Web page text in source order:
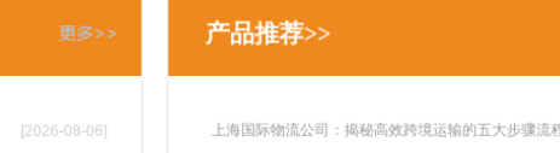
[2026-08-06]
产品推荐>>
上海国际物流公司：揭秘高效跨境运输的五大步骤流程